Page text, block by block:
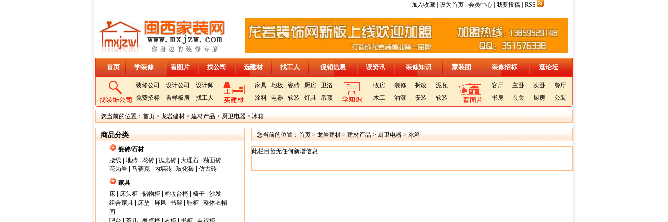
加入收藏 | 设为首页 | 会员中心 | 我要投稿 | RSS
首页 学装修 看图片 找公司 选建材 找工人 促销信息 读资讯 装修知识 家装团 装修招标 逛论坛
装修公司 设计公司
设计师
免费招标
看样板房 找工人
家具 地板 瓷砖 厨房
卫浴
涂料
电器 软装 灯具 吊顶
收房 装修 拆改
泥瓦
木工
油漆 安装 软装
客厅 主卧 次卧
餐厅
书房
玄关 厨房 公装
您当前的位置：首页>龙岩建材>建材产品>厨卫电器>冰箱
商品分类
瓷砖/石材
腰线| 地砖| 花砖| 抛光砖| 大理石| 釉面砖
花岗岩| 马赛克| 内墙砖| 玻化砖| 仿古砖
家具
床| 床头柜| 储物柜| 梳妆台椅| 椅子| 沙发
组合家具| 床垫| 屏风| 书架| 鞋柜| 整体衣帽
间
吧台
茶几| 餐桌椅| 衣柜| 书柜| 电视柜
您当前的位置：首页>龙岩建材>建材产品>厨卫电器>冰箱
此栏目暂无任何新增信息